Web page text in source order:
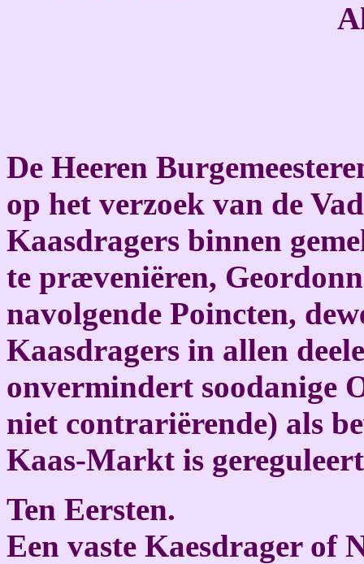
De Heeren
op het verzoek van de
Kaasdragers binnen
te præveniëren,
navolgende Poincten,
Kaasdragers in allen
onvermindert soodanige
niet contrariërende) als
Kaas-Markt is
Ten Eersten.
Een vaste Kaesdrager of